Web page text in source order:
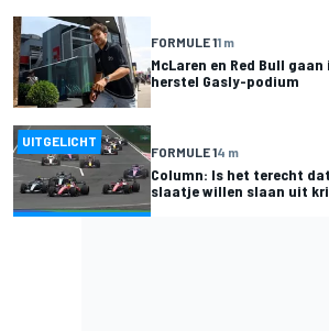
FORMULE 11 m
McLaren en Red Bull
herstel Gasly-podium
UITGELICHT
FORMULE 14 m
Column: Is het terecht
slaatje willen slaan uit